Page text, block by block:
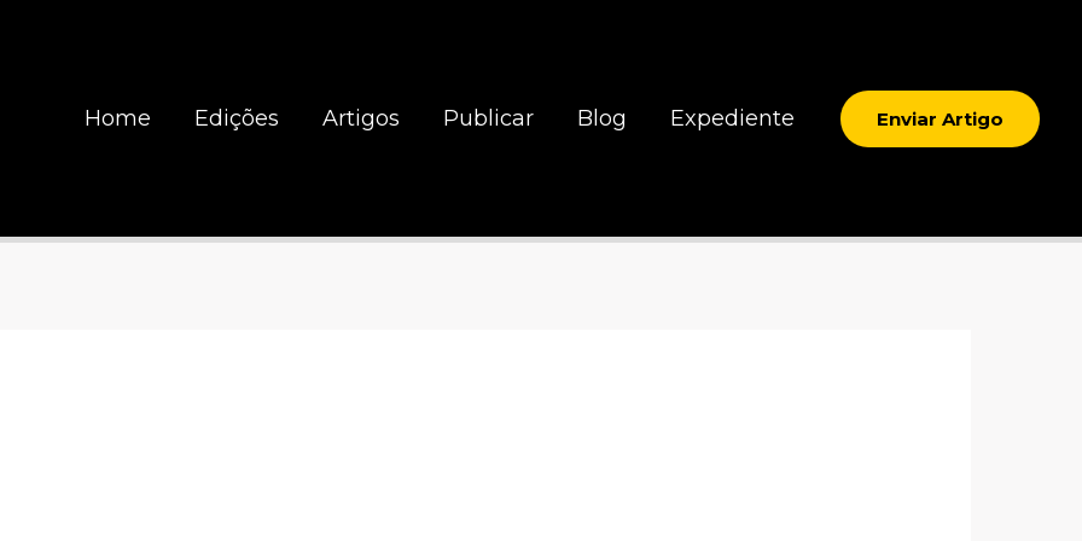
Home Edições Artigos Publicar Blog Expediente Enviar Artigo